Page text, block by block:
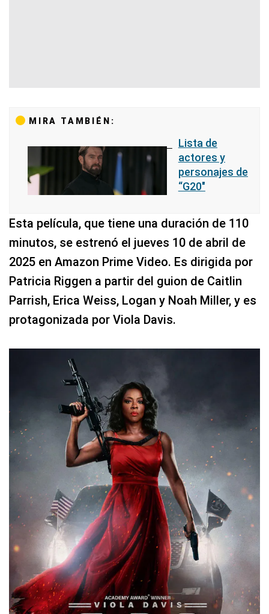
MIRA TAMBIÉN:
Lista de
actores y
personajes de
“G20″
Esta película, que tiene una duración de 110
minutos, se estrenó el jueves 10 de abril de
2025 en Amazon Prime Video. Es dirigida por
Patricia Riggen a partir del guion de Caitlin
Parrish, Erica Weiss, Logan y Noah Miller, y es
protagonizada por Viola Davis.